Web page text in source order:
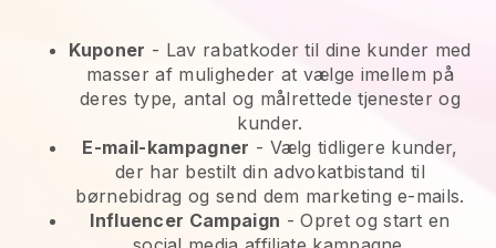
Kuponer - Lav rabatkoder til dine kunder med
masser af muligheder at vælge imellem på
deres type, antal og målrettede tjenester og
kunder.
E-mail-kampagner - Vælg tidligere kunder,
der har bestilt din advokatbistand til
børnebidrag og send dem marketing e-mails.
Influencer Campaign - Opret og start en